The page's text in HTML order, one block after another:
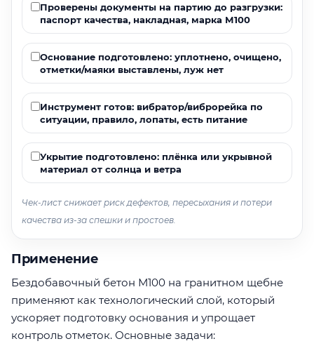
Проверены документы на партию до разгрузки:
паспорт качества, накладная, марка М100
Основание подготовлено: уплотнено, очищено,
отметки/маяки выставлены, луж нет
Инструмент готов: вибратор/виброрейка по
ситуации, правило, лопаты, есть питание
Укрытие подготовлено: плёнка или укрывной
материал от солнца и ветра
Чек-лист снижает риск дефектов, пересыхания и потери
качества из-за спешки и простоев.
Применение
Бездобавочный бетон М100 на гранитном щебне
применяют как технологический слой, который
ускоряет подготовку основания и упрощает
контроль отметок. Основные задачи: